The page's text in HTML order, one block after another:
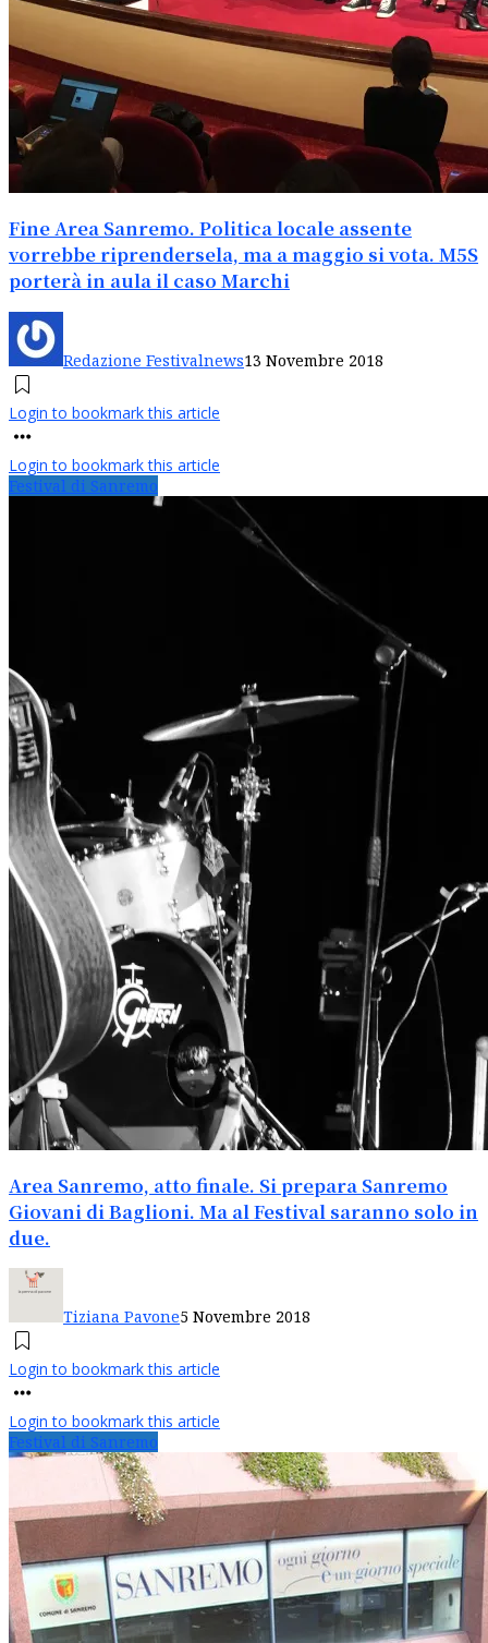
Fine Area Sanremo. Politica locale assente
vorrebbe riprendersela, ma a maggio si vota. M5S
porterà in aula il caso Marchi
Redazione Festivalnews13 Novembre 2018
Login to bookmark this article
Login to bookmark this article
Festival di Sanremo
Area Sanremo, atto finale. Si prepara Sanremo
Giovani di Baglioni. Ma al Festival saranno solo in
due.
Tiziana Pavone5 Novembre 2018
Login to bookmark this article
Login to bookmark this article
Festival di Sanremo